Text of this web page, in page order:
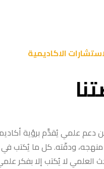
الاكاديمية
دعم علمي يُقدَّم برؤية
منهجه، ودقّته. كل ما
لا يُكتب إلا بفكر